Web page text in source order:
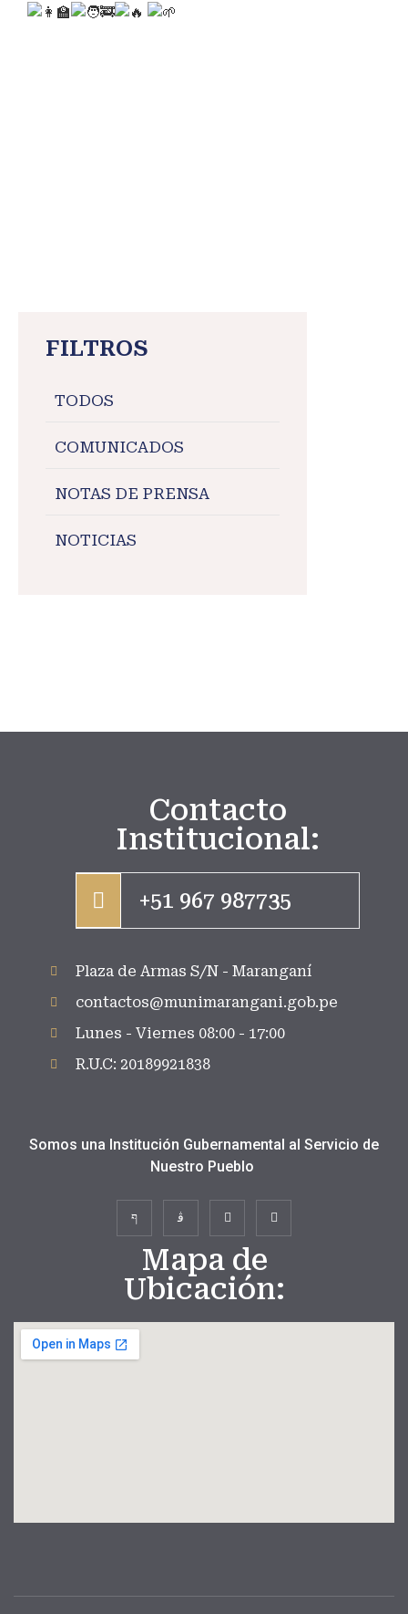
FILTROS
TODOS
COMUNICADOS
NOTAS DE PRENSA
NOTICIAS
Contacto
Institucional:
+51 967 987735
Plaza de Armas S/N - Maranganí
contactos@munimarangani.gob.pe
Lunes - Viernes 08:00 - 17:00
R.U.C: 20189921838
Somos una Institución Gubernamental al Servicio de
Nuestro Pueblo
Mapa de
Ubicación: